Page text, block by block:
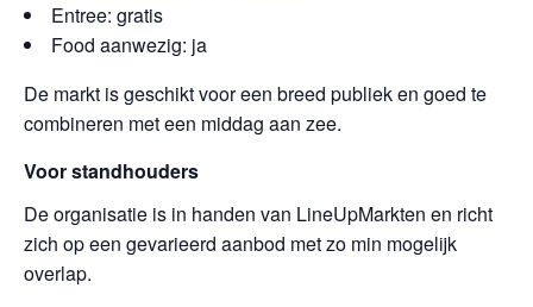
Entree: gratis
Food aanwezig: ja
De markt is geschikt voor een breed publiek en goed te
combineren met een middag aan zee.
Voor standhouders
De organisatie is in handen van LineUpMarkten en richt
zich op een gevarieerd aanbod met zo min mogelijk
overlap.